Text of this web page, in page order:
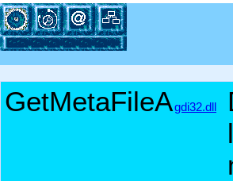
GetMetaFileAgdi32.dll